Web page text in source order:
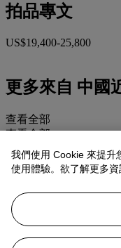
拍品專文
US$19,400-25,800
更多來自 中國
查看全部
查看全部
我們使用 Cookie 來提升
使用體驗。欲了解更多